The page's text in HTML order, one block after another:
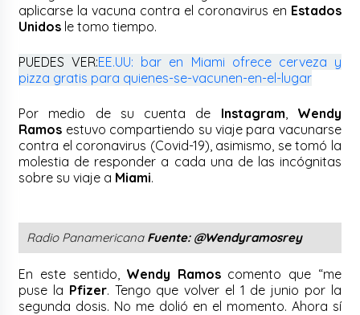
aplicarse la vacuna contra el coronavirus en Estados
Unidos le tomo tiempo.
PUEDES VER:EE.UU: bar en Miami ofrece cerveza y
pizza gratis para quienes-se-vacunen-en-el-lugar
Por medio de su cuenta de Instagram
Wendy
Ramos estuvo compartiendo su viaje para vacunarse
contra el coronavirus (Covid-19), asimismo, se tomó la
molestia de responder a cada una de las incógnitas
sobre su viaje a Miami.
Radio Panamericana Fuente: @Wendyramosrey
En este sentido, Wendy Ramoscomento que “me
puse la Pfizer. Tengo que volver el 1 de junio por la
segunda dosis. No me dolió en el momento. Ahora sí